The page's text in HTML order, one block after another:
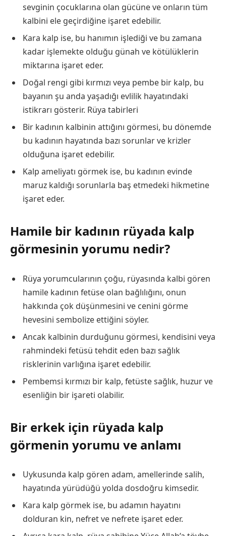
sevginin çocuklarına olan gücüne ve onların tüm
kalbini ele geçirdiğine işaret edebilir.
Kara kalp ise, bu hanımın işlediği ve bu zamana
kadar işlemekte olduğu günah ve kötülüklerin
miktarına işaret eder.
Doğal rengi gibi kırmızı veya pembe bir kalp, bu
bayanın şu anda yaşadığı evlilik hayatındaki
istikrarı gösterir. Rüya tabirleri
Bir kadının kalbinin attığını görmesi, bu dönemde
bu kadının hayatında bazı sorunlar ve krizler
olduğuna işaret edebilir.
Kalp ameliyatı görmek ise, bu kadının evinde
maruz kaldığı sorunlarla baş etmedeki hikmetine
işaret eder.
Hamile bir kadının rüyada kalp
görmesinin yorumu nedir?
Rüya yorumcularının çoğu, rüyasında kalbi gören
hamile kadının fetüse olan bağlılığını, onun
hakkında çok düşünmesini ve cenini görme
hevesini sembolize ettiğini söyler.
Ancak kalbinin durduğunu görmesi, kendisini veya
rahmindeki fetüsü tehdit eden bazı sağlık
risklerinin varlığına işaret edebilir.
Pembemsi kırmızı bir kalp, fetüste sağlık, huzur ve
esenliğin bir işareti olabilir.
Bir erkek için rüyada kalp
görmenin yorumu ve anlamı
Uykusunda kalp gören adam, amellerinde salih,
hayatında yürüdüğü yolda dosdoğru kimsedir.
Kara kalp görmek ise, bu adamın hayatını
dolduran kin, nefret ve nefrete işaret eder.